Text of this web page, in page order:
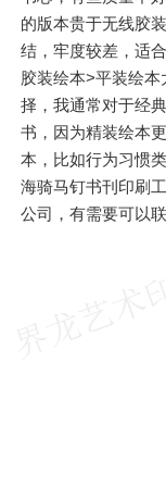
的版本贵于无线胶
结，牢度较差，适
胶装绘本>平装绘
择，我通常对于经
书，因为精装绘本
本，比如行为习惯
海骑马钉书刊印刷
公司，有需要可以